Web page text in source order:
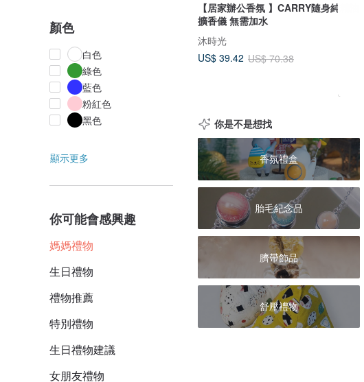
顏色
白色
綠色
藍色
粉紅色
黑色
顯示更多
你可能會感興趣
媽媽禮物
生日禮物
禮物推薦
特別禮物
生日禮物建議
女朋友禮物
【居家辦公香氛 】CARRY隨身純精油
擴香儀 無需加水
沐時光
US$ 39.42 US$ 70.38
你是不是想找
香氛禮盒
胎毛紀念品
臍帶飾品
舒壓禮物